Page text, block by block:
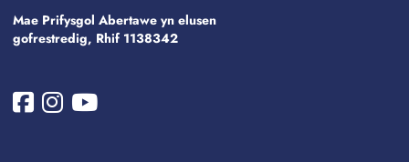
Mae Prifysgol Abertawe yn elusen
gofrestredig, Rhif 1138342